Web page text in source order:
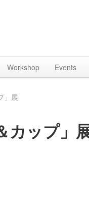
Workshop Events
」展
カップ」